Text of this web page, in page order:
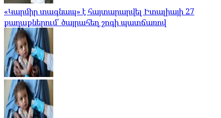
«Կարմիր տագնապ» է հայտարարվել Իտալիայի 27
քաղաքներում՝ ծայրահեղ շոգի պատճառով